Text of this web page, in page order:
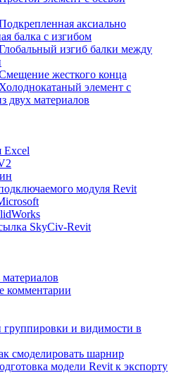
аксиально
балка с изгибом
изгиб балки между
жесткого конца
элемент с
двух материалов
Excel
модуля Revit
SkyCiv-Revit
комментарии
группировки и видимости в
смоделировать шарнир
модели Revit к экспорту